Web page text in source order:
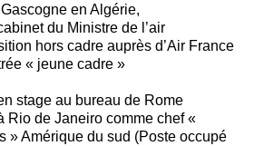
en Algérie,
du Ministre de l’air
hors cadre auprès d’Air France
« jeune cadre »
stage au bureau de Rome
Rio de Janeiro comme chef «
» Amérique du sud (Poste occupé